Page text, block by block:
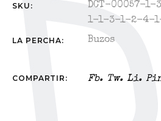
SKU:
DCT-00057-
1-1-3-1-2-4-
LA PERCHA: Buzos
COMPARTIR: Fb. Tw. Li.